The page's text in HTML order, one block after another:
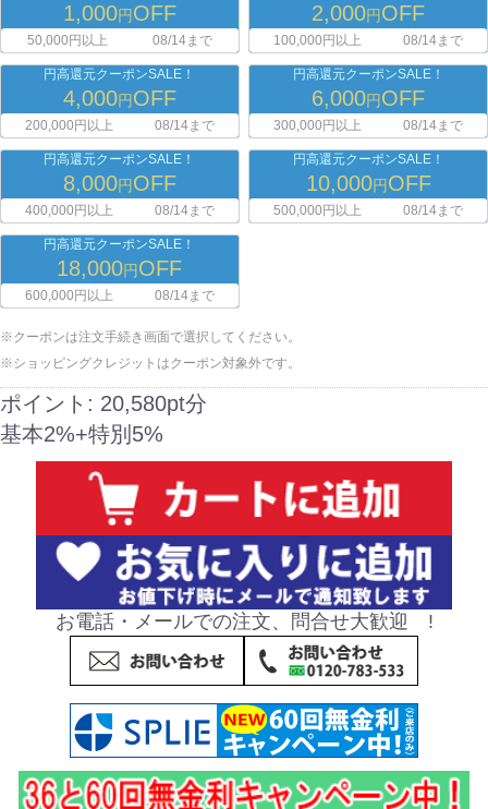
1,000円OFF
50,000円以上 08/14まで
2,000円OFF
100,000円以上 08/14まで
円高還元クーポンSALE！
4,000円OFF
200,000円以上 08/14まで
円高還元クーポンSALE！
6,000円OFF
300,000円以上 08/14まで
円高還元クーポンSALE！
8,000円OFF
400,000円以上 08/14まで
円高還元クーポンSALE！
10,000円OFF
500,000円以上 08/14まで
円高還元クーポンSALE！
18,000円OFF
600,000円以上 08/14まで
※クーポンは注文手続き画面で選択してください。
※ショッピングクレジットはクーポン対象外です。
ポイント: 20,580pt分
基本2%+特別5%
お電話・メールでの注文、問合せ大歓迎 !